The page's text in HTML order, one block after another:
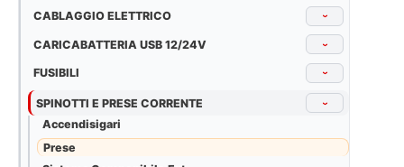
CABLAGGIO ELETTRICO ›
CARICABATTERIA USB 12/24V ›
FUSIBILI ›
SPINOTTI E PRESE CORRENTE ›
Accendisigari
Prese